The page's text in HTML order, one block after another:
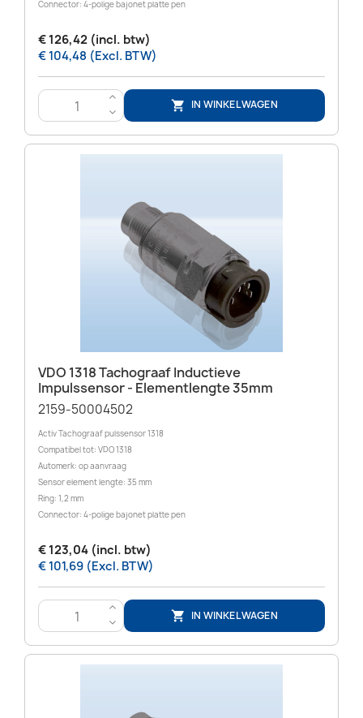
Connector: 4-polige bajonet platte pen
€ 126,42 (incl. btw)
€ 104,48 (Excl. BTW)
>
<
 IN WINKELWAGEN
VDO 1318 Tachograaf Inductieve
Impulssensor - Elementlengte 35mm
2159-50004502
Activ Tachograaf pulssensor 1318
Compatibel tot: VDO 1318
Automerk: op aanvraag
Sensor element lengte: 35 mm
Ring: 1,2 mm
Connector: 4-polige bajonet platte pen
€ 123,04 (incl. btw)
€ 101,69 (Excl. BTW)
>
<
 IN WINKELWAGEN